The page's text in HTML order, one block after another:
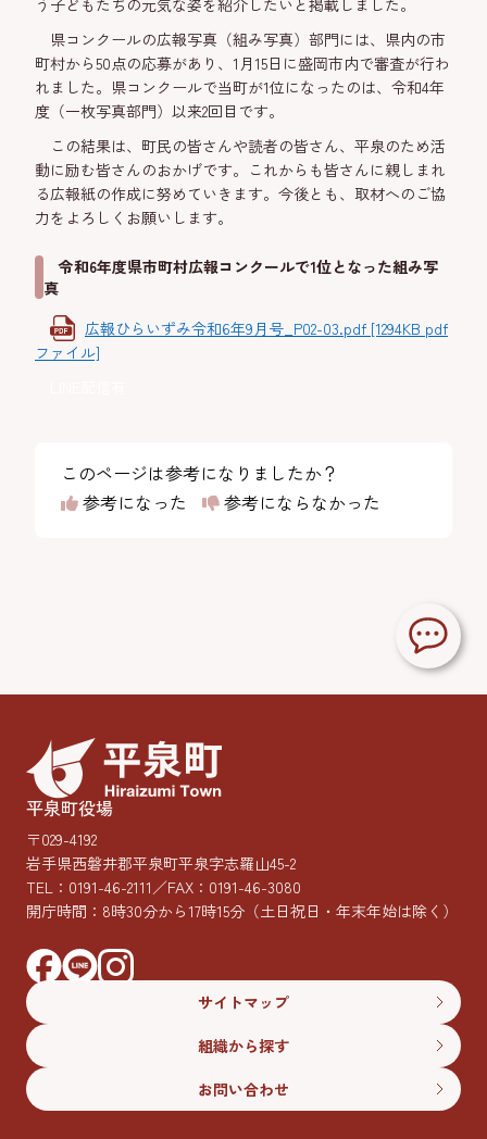
う子どもたちの元気な姿を紹介したいと掲載しました。
県コンクールの広報写真（組み写真）部門には、県内の市
町村から50点の応募があり、1月15日に盛岡市内で審査が行わ
れました。県コンクールで当町が1位になったのは、令和4年
度（一枚写真部門）以来2回目です。
この結果は、町民の皆さんや読者の皆さん、平泉のため活
動に励む皆さんのおかげです。これからも皆さんに親しまれ
る広報紙の作成に努めていきます。今後とも、取材へのご協
力をよろしくお願いします。
令和6年度県市町村広報コンクールで1位となった組み写
真
広報ひらいずみ令和6年9月号_P02-03.pdf [1294KB pdf
ファイル]
このページは参考になりましたか？
参考になった
参考にならなかった
平泉町役場
〒029-4192
岩手県西磐井郡平泉町平泉字志羅山45-2
TEL： 0191-46-2111／FAX：0191-46-3080
開庁時間：8時30分から17時15分 （土日祝日・年末年始は除く）
サイトマップ
組織から探す
お問い合わせ